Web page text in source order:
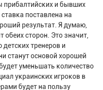
прибалтийских и бывших
поставлена на
результат. Я думаю,
обеих сторон. Это значит,
тренеров и
станут основой хорошей
уменьшать количество
украинских игроков в
будет на пользу